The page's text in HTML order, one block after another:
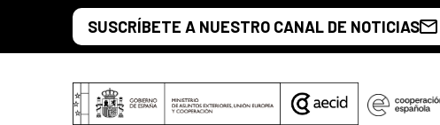
Saltar al contenido principal
SUSCRÍBETE A NUESTRO CANAL DE NOTICIAS